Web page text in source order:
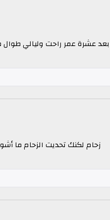
بعد عشرة عمر راحت وليالي
زحام لكنك تحديت الزحام ما